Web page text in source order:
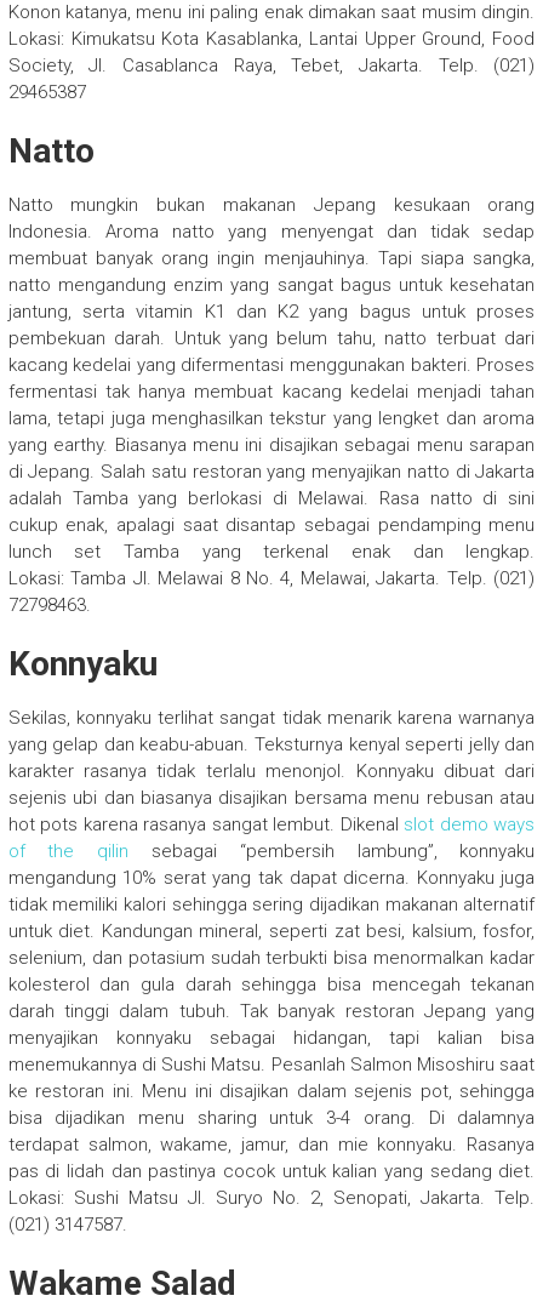
Konon katanya, menu ini paling enak dimakan saat musim dingin.
Lokasi: Kimukatsu Kota Kasablanka, Lantai Upper Ground, Food
Society, Jl. Casablanca Raya, Tebet, Jakarta. Telp. (021)
29465387
Natto
Natto mungkin bukan makanan Jepang kesukaan orang
Indonesia. Aroma natto yang menyengat dan tidak sedap
membuat banyak orang ingin menjauhinya. Tapi siapa sangka,
natto mengandung enzim yang sangat bagus untuk kesehatan
jantung, serta vitamin K1 dan K2 yang bagus untuk proses
pembekuan darah. Untuk yang belum tahu, natto terbuat dari
kacang kedelai yang difermentasi menggunakan bakteri. Proses
fermentasi tak hanya membuat kacang kedelai menjadi tahan
lama, tetapi juga menghasilkan tekstur yang lengket dan aroma
yang earthy. Biasanya menu ini disajikan sebagai menu sarapan
di Jepang. Salah satu restoran yang menyajikan natto di Jakarta
adalah Tamba yang berlokasi di Melawai. Rasa natto di sini
cukup enak, apalagi saat disantap sebagai pendamping menu
lunch set Tamba yang terkenal enak dan lengkap.
Lokasi: Tamba Jl. Melawai 8 No. 4, Melawai, Jakarta. Telp. (021)
72798463.
Konnyaku
Sekilas, konnyaku terlihat sangat tidak menarik karena warnanya
yang gelap dan keabu-abuan. Teksturnya kenyal seperti jelly dan
karakter rasanya tidak terlalu menonjol. Konnyaku dibuat dari
sejenis ubi dan biasanya disajikan bersama menu rebusan atau
hot pots karena rasanya sangat lembut. Dikenal slot demo ways
of the qilin sebagai “pembersih lambung”, konnyaku
mengandung 10% serat yang tak dapat dicerna. Konnyaku juga
tidak memiliki kalori sehingga sering dijadikan makanan alternatif
untuk diet. Kandungan mineral, seperti zat besi, kalsium, fosfor,
selenium, dan potasium sudah terbukti bisa menormalkan kadar
kolesterol dan gula darah sehingga bisa mencegah tekanan
darah tinggi dalam tubuh. Tak banyak restoran Jepang yang
menyajikan konnyaku sebagai hidangan, tapi kalian bisa
menemukannya di Sushi Matsu. Pesanlah Salmon Misoshiru saat
ke restoran ini. Menu ini disajikan dalam sejenis pot, sehingga
bisa dijadikan menu sharing untuk 3-4 orang. Di dalamnya
terdapat salmon, wakame, jamur, dan mie konnyaku. Rasanya
pas di lidah dan pastinya cocok untuk kalian yang sedang diet.
Lokasi: Sushi Matsu Jl. Suryo No. 2, Senopati, Jakarta. Telp.
(021) 3147587.
Wakame Salad